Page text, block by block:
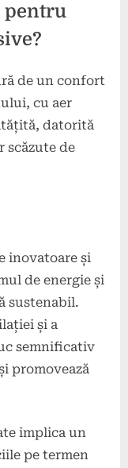
pentru
de un confort
cu aer
datorită
scăzute de
inovatoare și
de energie și
sustenabil.
și a
semnificativ
promovează
implica un
pe termen